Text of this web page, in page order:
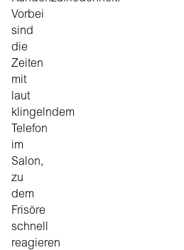
Vorbei
sind
die
Zeiten
mit
laut
klingelndem
Telefon
im
Salon,
zu
dem
Frisöre
schnell
reagieren